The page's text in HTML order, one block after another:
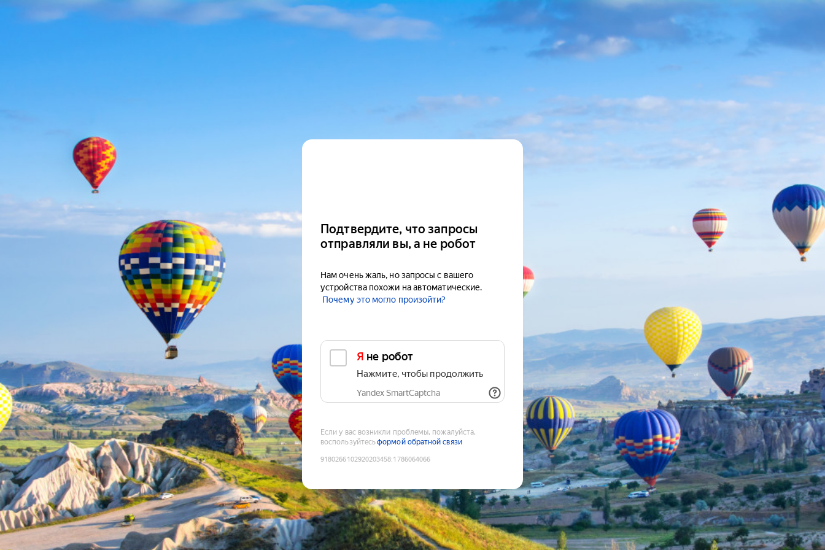
Подтвердите, что запросы
отправляли вы, а не робот
Нам очень жаль, но запросы с вашего
устройства похожи на автоматические.
Почему это могло произойти?
Я не робот
Нажмите, чтобы продолжить
Yandex SmartCaptcha
Если у вас возникли проблемы, пожалуйста,
воспользуйтесьформой обратной связи
9180266102920203458:1786064066